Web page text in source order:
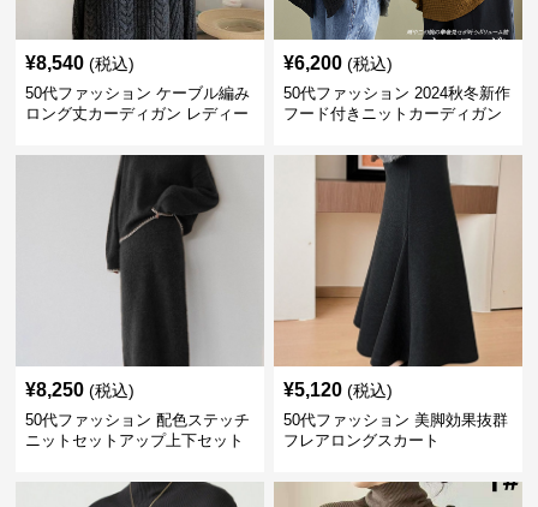
¥8,540 (税込)
50代ファッション ケーブル編み
ロング丈カーディガン レディー
¥6,200 (税込)
50代ファッション 2024秋冬新作
フード付きニットカーディガン
¥8,250 (税込)
50代ファッション 配色ステッチ
ニットセットアップ上下セット
¥5,120 (税込)
50代ファッション 美脚効果抜群
フレアロングスカート